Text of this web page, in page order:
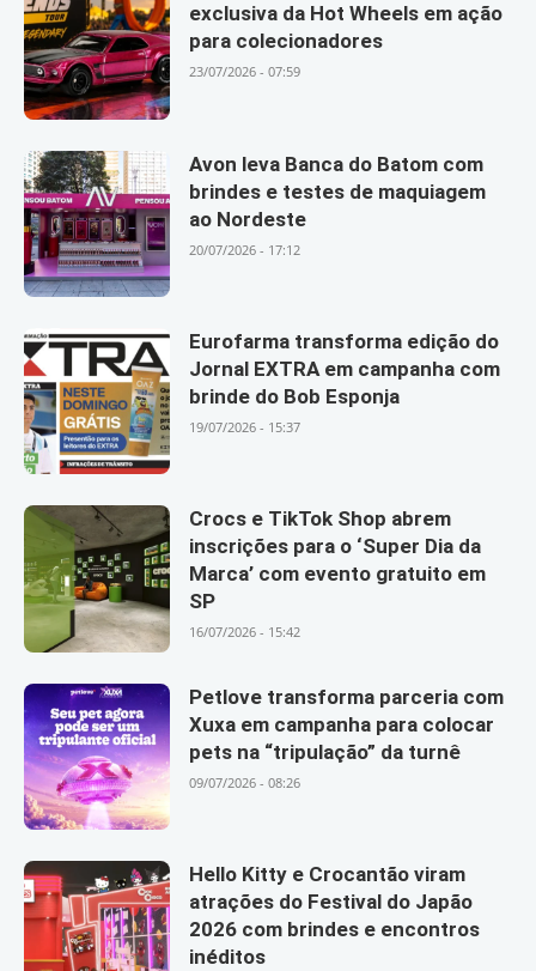
exclusiva da Hot Wheels em ação
para colecionadores
23/07/2026 - 07:59
Avon leva Banca do Batom com
brindes e testes de maquiagem
ao Nordeste
20/07/2026 - 17:12
Eurofarma transforma edição do
Jornal EXTRA em campanha com
brinde do Bob Esponja
19/07/2026 - 15:37
Crocs e TikTok Shop abrem
inscrições para o ‘Super Dia da
Marca’ com evento gratuito em
SP
16/07/2026 - 15:42
Petlove transforma parceria com
Xuxa em campanha para colocar
pets na “tripulação” da turnê
09/07/2026 - 08:26
Hello Kitty e Crocantão viram
atrações do Festival do Japão
2026 com brindes e encontros
inéditos